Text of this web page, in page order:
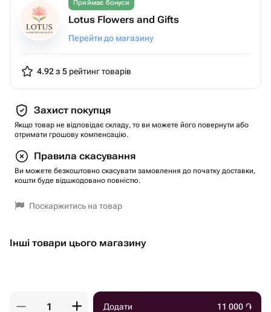
Приймає бонуси
Lotus Flowers and Gifts
Перейти до магазину
4.92 з 5 рейтинг товарів
Захист покупця
Якщо товар не відповідає складу, то ви можете його повернути або
отримати грошову компенсацію.
Правила скасування
Ви можете безкоштовно скасувати замовлення до початку доставки,
кошти буде відшкодовано повністю.
Поскаржитись на товар
Інші товари цього магазину
Додати 11 000 ֏